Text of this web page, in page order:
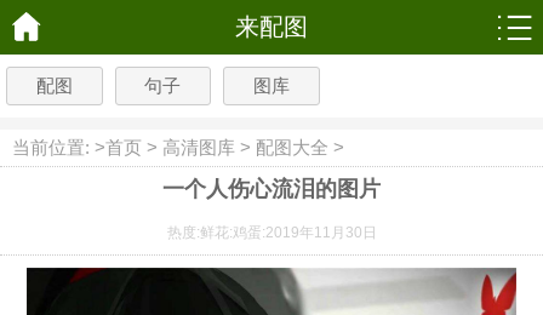
来配图
配图 句子 图库
当前位置: >首页 > 高清图库 > 配图大全 >
一个人伤心流泪的图片
热度:鲜花:鸡蛋:2019年11月30日